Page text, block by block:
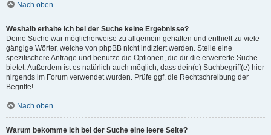
Nach oben
Weshalb erhalte ich bei der Suche keine Ergebnisse?
Deine Suche war möglicherweise zu allgemein gehalten und enthielt zu viele
gängige Wörter, welche von phpBB nicht indiziert werden. Stelle eine
spezifischere Anfrage und benutze die Optionen, die dir die erweiterte Suche
bietet. Außerdem ist es natürlich auch möglich, dass dein(e) Suchbegriff(e) hier
nirgends im Forum verwendet wurden. Prüfe ggf. die Rechtschreibung der
Begriffe!
Nach oben
Warum bekomme ich bei der Suche eine leere Seite?